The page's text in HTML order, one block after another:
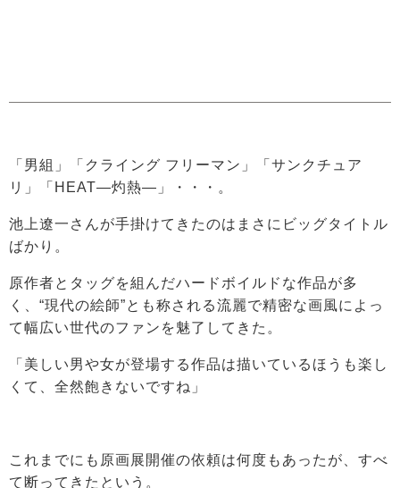
「男組」「クライング フリーマン」「サンクチュア
リ」「HEAT―灼熱―」・・・。
池上遼一さんが手掛けてきたのはまさにビッグタイトル
ばかり。
原作者とタッグを組んだハードボイルドな作品が多
く、“現代の絵師”とも称される流麗で精密な画風によっ
て幅広い世代のファンを魅了してきた。
「美しい男や女が登場する作品は描いているほうも楽し
くて、全然飽きないですね」
これまでにも原画展開催の依頼は何度もあったが、すべ
て断ってきたという。